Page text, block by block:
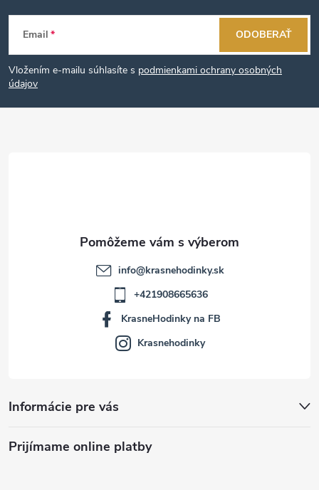
Z
á
p
Email
Vložením e-mailu súhlasíte s podmienkami ochrany osobných
údajov
ODOBERAŤ
Informácie pre vás
Prijímame online platby
info@krasnehodinky.sk
+421908665636
KrasneHodinky na FB
Krasnehodinky